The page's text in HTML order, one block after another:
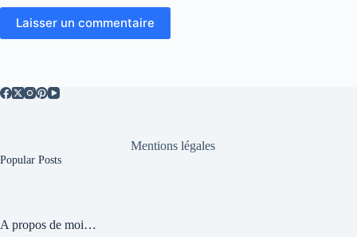
Laisser un commentaire
Mentions légales
Popular Posts
A propos de moi…